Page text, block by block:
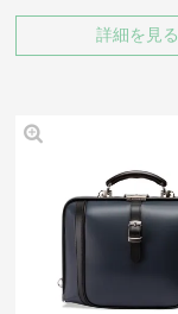
詳細を見る